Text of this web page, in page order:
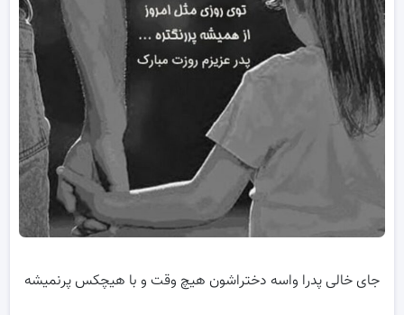
جای خالی پدرا واسه دختراشون هیچ وقت و با هیچکس پرنمیشه